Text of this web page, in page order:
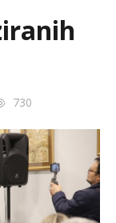
730